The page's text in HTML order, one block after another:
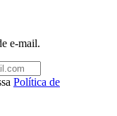
e-mail.
Política de